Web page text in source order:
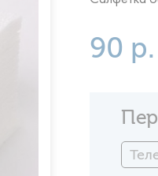
90 р.